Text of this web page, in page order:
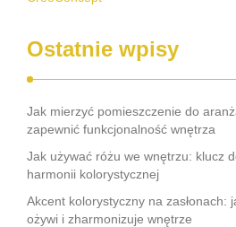
Ostatnie wpisy
Jak mierzyć pomieszczenie do
zapewnić funkcjonalność wnętrza
Jak używać różu we wnętrzu: klucz
harmonii kolorystycznej
Akcent kolorystyczny na zasłonach:
ożywi i zharmonizuje wnętrze